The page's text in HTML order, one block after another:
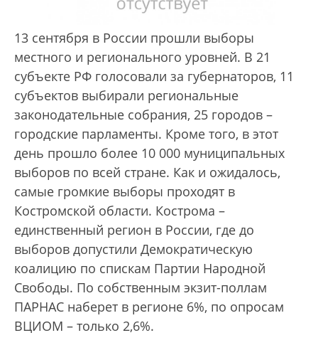
13 сентября в России прошли выборы
местного и регионального уровней. В 21
субъекте РФ голосовали за губернаторов, 11
субъектов выбирали региональные
законодательные собрания, 25 городов –
городские парламенты. Кроме того, в этот
день прошло более 10 000 муниципальных
выборов по всей стране. Как и ожидалось,
самые громкие выборы проходят в
Костромской области. Кострома –
единственный регион в России, где до
выборов допустили Демократическую
коалицию по спискам Партии Народной
Свободы. По собственным экзит-поллам
ПАРНАС наберет в регионе 6%, по опросам
ВЦИОМ – только 2,6%.